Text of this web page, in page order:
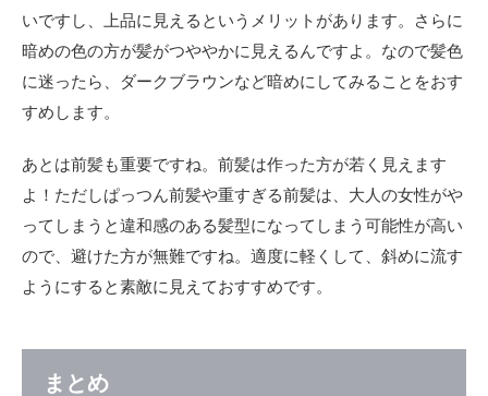
いですし、上品に見えるというメリットがあります。さらに
暗めの色の方が髪がつややかに見えるんですよ。なので髪色
に迷ったら、ダークブラウンなど暗めにしてみることをおす
すめします。
あとは前髪も重要ですね。前髪は作った方が若く見えます
よ！ただしぱっつん前髪や重すぎる前髪は、大人の女性がや
ってしまうと違和感のある髪型になってしまう可能性が高い
ので、避けた方が無難ですね。適度に軽くして、斜めに流す
ようにすると素敵に見えておすすめです。
まとめ